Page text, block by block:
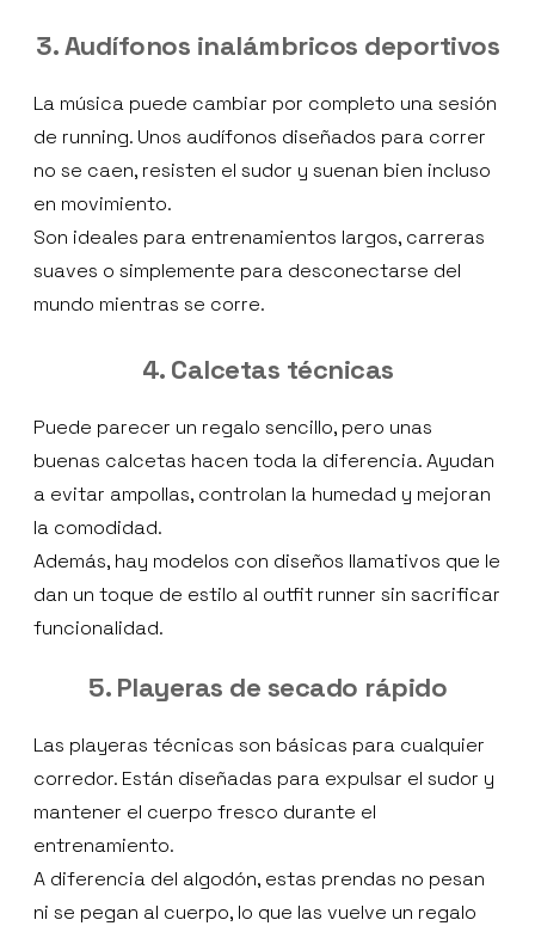
3. Audífonos inalámbricos deportivos
La música puede cambiar por completo una sesión
de running. Unos audífonos diseñados para correr
no se caen, resisten el sudor y suenan bien incluso
en movimiento.
Son ideales para entrenamientos largos, carreras
suaves o simplemente para desconectarse del
mundo mientras se corre.
4. Calcetas técnicas
Puede parecer un regalo sencillo, pero unas
buenas calcetas hacen toda la diferencia. Ayudan
a evitar ampollas, controlan la humedad y mejoran
la comodidad.
Además, hay modelos con diseños llamativos que le
dan un toque de estilo al outfit runner sin sacrificar
funcionalidad.
5. Playeras de secado rápido
Las playeras técnicas son básicas para cualquier
corredor. Están diseñadas para expulsar el sudor y
mantener el cuerpo fresco durante el
entrenamiento.
A diferencia del algodón, estas prendas no pesan
ni se pegan al cuerpo, lo que las vuelve un regalo